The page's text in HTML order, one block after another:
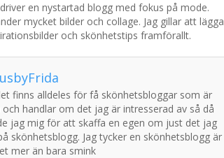
en nystartad blogg med fokus på mode.
mycket bilder och collage. Jag gillar att lägga
och skönhetstips framförallt.
finns alldeles för få skönhetsbloggar som är
och handlar om det jag är intresserad av så då
jag mig för att skaffa en egen om just det jag
skönhetsblogg. Jag tycker en skönhetsblogg är
mer än bara smink